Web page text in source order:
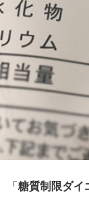
「糖質制限ダイ